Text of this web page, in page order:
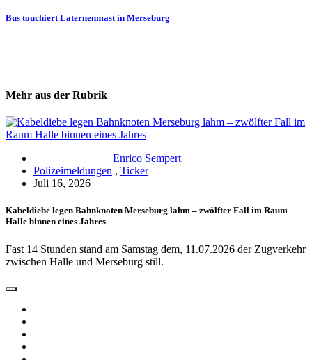
Bus touchiert Laternenmast in Merseburg
Mehr aus der Rubrik
Enrico Sempert
Polizeimeldungen , Ticker
Juli 16, 2026
Kabeldiebe legen Bahnknoten Merseburg lahm – zwölfter Fall im Raum
Halle binnen eines Jahres
Fast 14 Stunden stand am Samstag dem, 11.07.2026 der Zugverkehr
zwischen Halle und Merseburg still.